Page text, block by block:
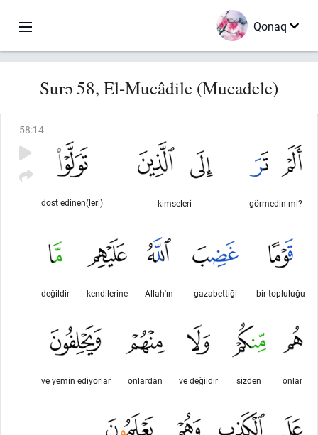
Qonaq
Surə 58, El-Mucâdile (Mucadele)
58:14
görmedin mi?
kimseleri
dost edinen(leri)
bir topluluğu
gazabettiği
Allah'ın
kendilerine
değildir
onlar
sizden
ve değildir
onlardan
ve yemin ediyorlar